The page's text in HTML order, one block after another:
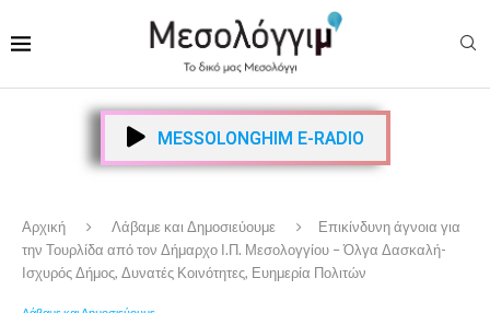
MESSOLONGHIM E-RADIO
Αρχική Λάβαμε και Δημοσιεύουμε
Επικίνδυνη άγνοια για
την Τουρλίδα από τον Δήμαρχο Ι.Π. Μεσολογγίου – Όλγα Δασκαλή-
Ισχυρός Δήμος, Δυνατές Κοινότητες, Ευημερία Πολιτών